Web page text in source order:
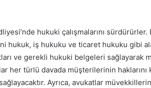
hukuki çalışmalarını sürdürürler.
hukuk, iş hukuku ve ticaret hukuku gibi
ve gerekli hukuki belgeleri sağlayarak
her türlü davada müşterilerinin haklarını
sağlayacaktır. Ayrıca, avukatlar